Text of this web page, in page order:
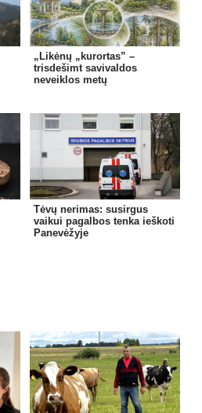
„Likėnų „kurortas” –
trisdešimt savivaldos
neveiklos metų
Tėvų nerimas: susirgus
vaikui pagalbos tenka ieškoti
Panevėžyje